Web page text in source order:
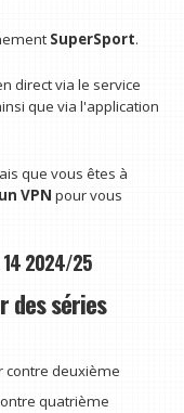
SuperSport.
direct via le service
que via l'application
que vous êtes à
VPN pour vous
14 2024/25
des séries
contre deuxième
quatrième